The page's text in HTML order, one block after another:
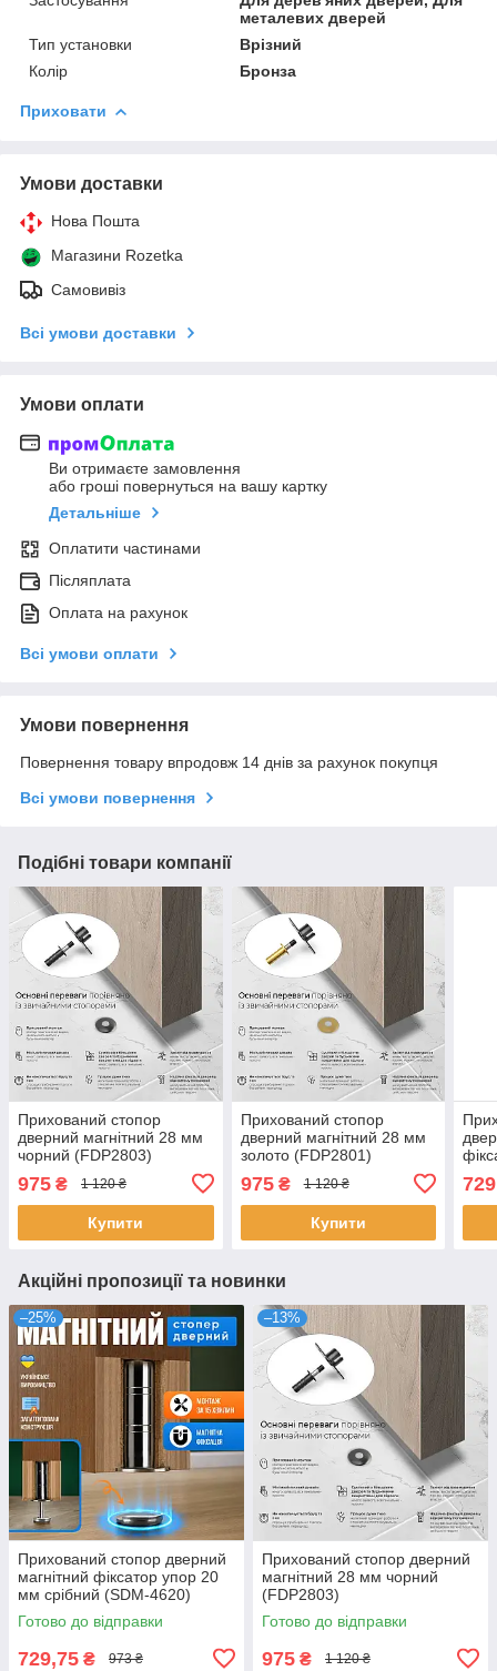
металевих дверей
Тип установки
Врізний
Колір
Бронза
Приховати
Умови доставки
Нова Пошта
Магазини Rozetka
Самовивіз
Всі умови доставки
Умови оплати
Ви отримаєте замовлення
або гроші повернуться на вашу картку
Детальніше
Оплатити частинами
Післяплата
Оплата на рахунок
Всі умови оплати
Умови повернення
Повернення товару впродовж 14 днів за рахунок покупця
Всі умови повернення
Подібні товари компанії
Прихований стопор
дверний магнітний 28 мм
чорний (FDP2803)
975 ₴ 1 120 ₴
Купити
Прихований стопор
дверний магнітний 28 мм
золото (FDP2801)
975₴ 1 120 ₴
Купити
Акційні пропозиції та новинки
–25%
Прихований стопор дверний
магнітний фіксатор упор 20
мм срібний (SDM-4620)
Готово до відправки
729,75 ₴ 973 ₴
–13%
Прихований стопор дверний
магнітний 28 мм чорний
(FDP2803)
Готово до відправки
975 ₴ 1 120 ₴